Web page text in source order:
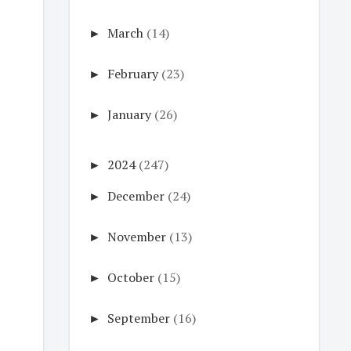
► March (14)
► February (23)
► January (26)
► 2024 (247)
► December (24)
► November (13)
► October (15)
► September (16)